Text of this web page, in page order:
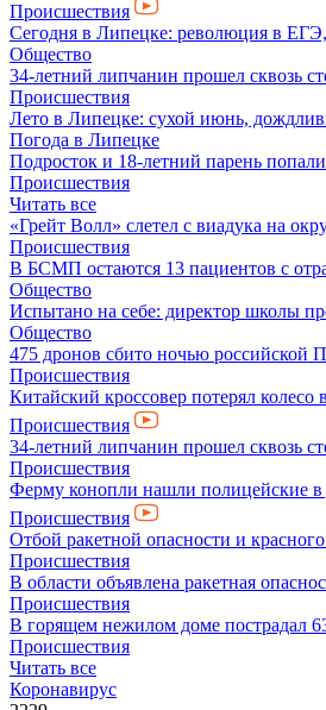
Происшествия
Сегодня в Липецке: революция в ЕГЭ,
Общество
34-летний липчанин прошел сквозь
Происшествия
Лето в Липецке: сухой июнь,
Погода в Липецке
Подросток и 18-летний парень
Происшествия
Читать все
«Грейт Волл» слетел с виадука на
Происшествия
В БСМП остаются 13 пациентов с
Общество
Испытано на себе: директор школы
Общество
475 дронов сбито ночью российской
Происшествия
Китайский кроссовер потерял
Происшествия
34-летний липчанин прошел сквозь
Происшествия
Ферму конопли нашли полицейские в
Происшествия
Отбой ракетной опасности и
Происшествия
В области объявлена ракетная
Происшествия
В горящем нежилом доме пострадал
Происшествия
Читать все
Коронавирус